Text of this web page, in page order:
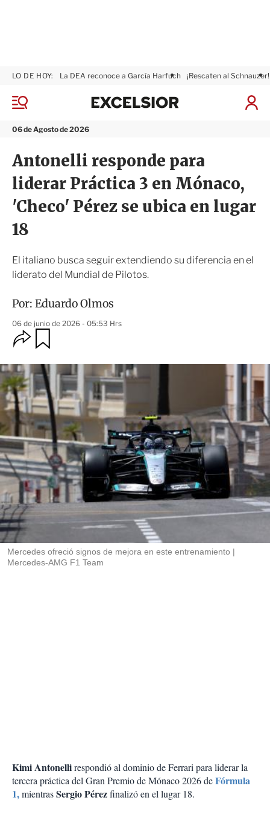
M
n
06 de Agosto de 2026
LO DE HOY: La DEA reconoce a García Harfuch ¡Rescaten al Schnauzer!
I
s
x
i
o
r
Antonelli responde para
liderar Práctica 3 en Mónaco,
'Checo' Pérez se ubica en lugar
18
El italiano busca seguir extendiendo su diferencia en el
liderato del Mundial de Pilotos.
Por: Eduardo Olmos
06 de junio de 2026 - 05:53 Hrs
O
p
i
o
n
e
s
d
e
c
o
m
p
a
r
t
r
d
r
Mercedes ofreció signos de mejora en este entrenamiento
Mercedes-AMG F1 Team
Kimi Antonellirespondió al dominio de Ferrari para liderar la
tercera práctica del Gran Premio de Mónaco 2026 deFórmula
1,mientrasSergio Pérezfinalizó en el lugar 18.